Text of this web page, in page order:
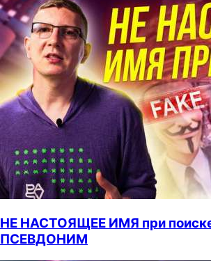
НЕ НАСТОЯЩЕЕ ИМЯ при
ПСЕВДОНИМ